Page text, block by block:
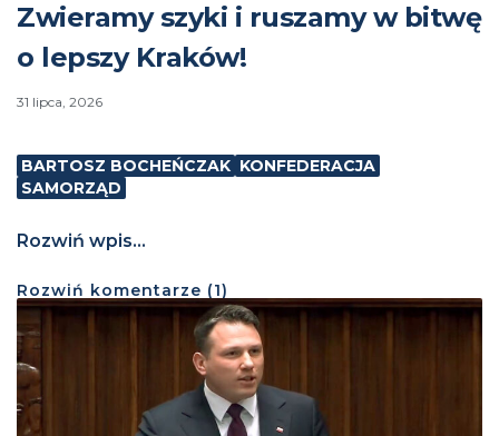
Zwieramy szyki i ruszamy w bitwę
o lepszy Kraków!
31 lipca, 2026
BARTOSZ BOCHEŃCZAK KONFEDERACJA
SAMORZĄD
Rozwiń wpis...
Rozwiń komentarze (1)